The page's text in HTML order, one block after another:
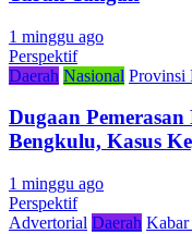
1 minggu ago
Perspektif
Daerah Nasional Provinsi
Dugaan
Bengkulu, Kasus
1 minggu ago
Perspektif
Advertorial Daerah Kabar